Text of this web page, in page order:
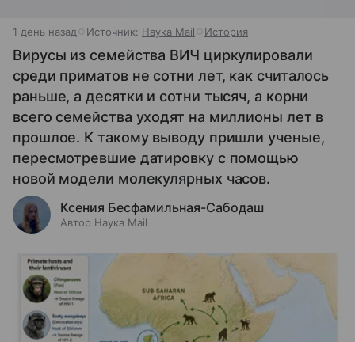
1 день назад Источник: Наука Mail История
Вирусы из семейства ВИЧ циркулировали
среди приматов не сотни лет, как считалось
раньше, а десятки и сотни тысяч, а корни
всего семейства уходят на миллионы лет в
прошлое. К такому выводу пришли ученые,
пересмотревшие датировку с помощью
новой модели молекулярных часов.
Ксения Бесфамильная-Сабодаш
Автор Наука Mail